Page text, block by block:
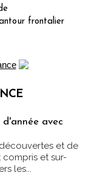
frontalier
avec
et de
et sur-
les...